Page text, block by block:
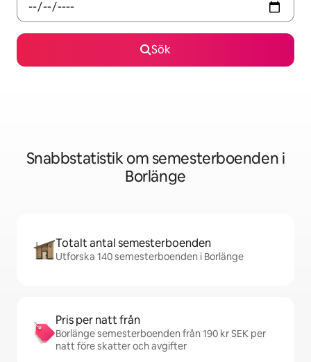
Sök
Snabbstatistik om semesterboenden i
Borlänge
Totalt antal semesterboenden
Utforska 140 semesterboenden i Borlänge
Pris per natt från
Borlänge semesterboenden från 190 kr SEK per
natt före skatter och avgifter